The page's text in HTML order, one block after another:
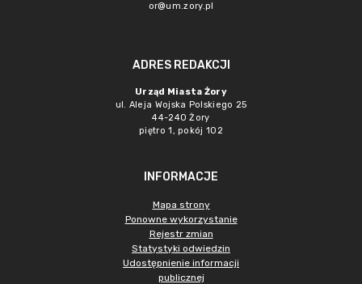
or@um.zory.pl
ADRES REDAKCJI
Urząd Miasta Żory
ul. Aleja Wojska Polskiego 25
44-240 Żory
piętro 1, pokój 102
INFORMACJE
Mapa strony
Ponowne wykorzystanie
Rejestr zmian
Statystyki odwiedzin
Udostępnienie informacji
publicznej